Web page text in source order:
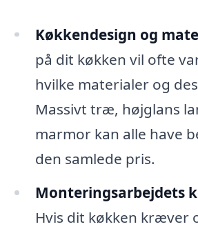
Køkkendesign og
på dit køkken vil ofte
hvilke materialer og
Massivt træ, højglans
marmor kan alle have
den samlede pris.
Monteringsarbejdets
Hvis dit køkken kræver